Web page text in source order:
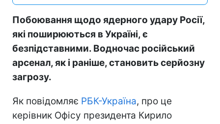
Побоювання щодо ядерного удару Росії,
які поширюються в Україні, є
безпідставними. Водночас російський
арсенал, як і раніше, становить серйозну
загрозу.
Як повідомляє РБК-Україна, про це
керівник Офісу президента Кирило